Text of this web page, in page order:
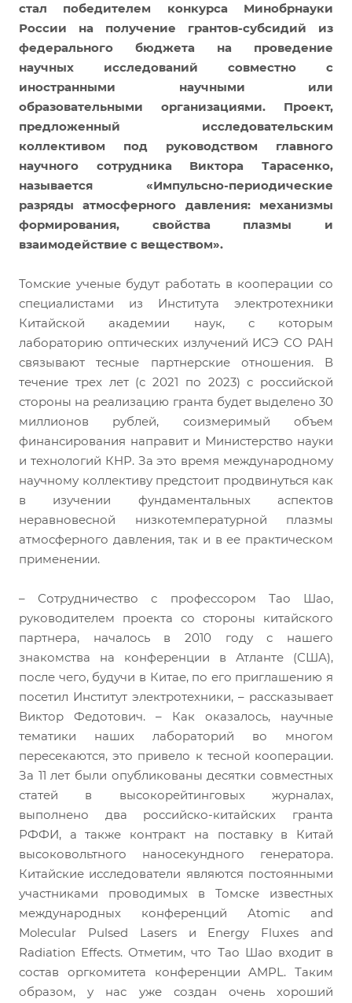
стал победителем конкурса Минобрнауки
России на получение грантов-субсидий из
федерального бюджета на проведение
научных исследований совместно с
иностранными научными или
образовательными организациями. Проект,
предложенный исследовательским
коллективом под руководством главного
научного сотрудника Виктора Тарасенко,
называется «Импульсно-периодические
разряды атмосферного давления: механизмы
формирования, свойства плазмы и
взаимодействие с веществом».
Томские ученые будут работать в кооперации со
специалистами из Института электротехники
Китайской академии наук, с которым
лабораторию оптических излучений ИСЭ СО РАН
связывают тесные партнерские отношения. В
течение трех лет (с 2021 по 2023) с российской
стороны на реализацию гранта будет выделено 30
миллионов рублей, соизмеримый объем
финансирования направит и Министерство науки
и технологий КНР. За это время международному
научному коллективу предстоит продвинуться как
в изучении фундаментальных аспектов
неравновесной низкотемпературной плазмы
атмосферного давления, так и в ее практическом
применении.
– Сотрудничество с профессором Тао Шао,
руководителем проекта со стороны китайского
партнера, началось в 2010 году с нашего
знакомства на конференции в Атланте (США),
после чего, будучи в Китае, по его приглашению я
посетил Институт электротехники, – рассказывает
Виктор Федотович. – Как оказалось, научные
тематики наших лабораторий во многом
пересекаются, это привело к тесной кооперации.
За 11 лет были опубликованы десятки совместных
статей в высокорейтинговых журналах,
выполнено два российско-китайских гранта
РФФИ, а также контракт на поставку в Китай
высоковольтного наносекундного генератора.
Китайские исследователи являются постоянными
участниками проводимых в Томске известных
международных конференций Atomic and
Molecular Pulsed Lasers и Energy Fluxes and
Radiation Effects. Отметим, что Тао Шао входит в
состав оргкомитета конференции AMPL. Таким
образом, у нас уже создан очень хороший